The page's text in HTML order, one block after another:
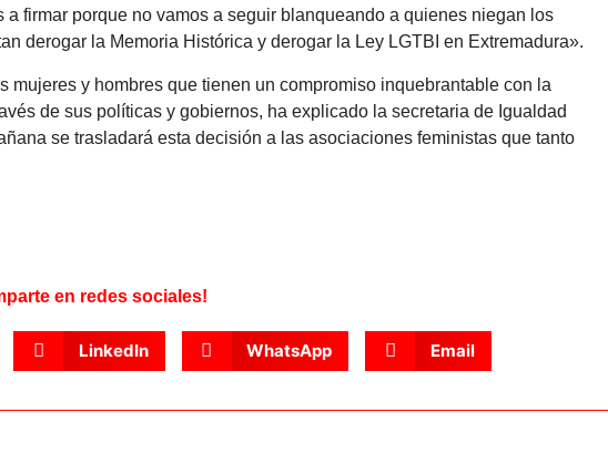
firmar porque no vamos a seguir blanqueando a quienes niegan los
derogar la Memoria Histórica y derogar la Ley LGTBI en Extremadura».
y hombres que tienen un compromiso inquebrantable con la
de sus políticas y gobiernos, ha explicado la secretaria de Igualdad
se trasladará esta decisión a las asociaciones feministas que tanto
en redes sociales!
LinkedIn WhatsApp Email